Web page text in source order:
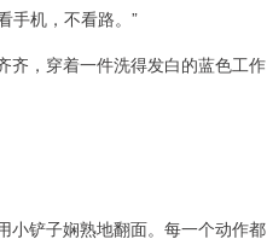
手机，不看路。”
齐，穿着一件洗得发白的蓝色工作
小铲子娴熟地翻面。每一个动作都